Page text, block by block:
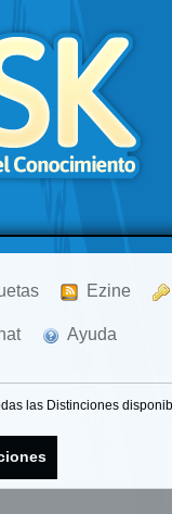
Ezine
Ayuda
las Distinciones